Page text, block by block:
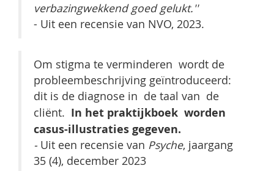
verbazingwekkend goed gelukt.''
- Uit een recensie van NVO, 2023.
Om stigma te verminderen wordt de
probleembeschrijving geïntroduceerd:
dit is de diagnose in de taal van de
cliënt. In het praktijkboek worden
casus-illustraties gegeven.
- Uit een recensie van Psyche, jaargang
35 (4), december 2023